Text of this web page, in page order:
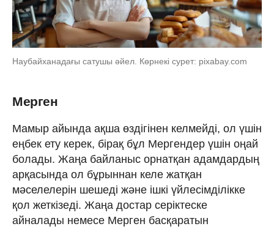
Наубайханадағы сатушы әйел. Көрнекі сурет: pixabay.com
Мерген
Мамыр айында ақша өздігінен келмейді, ол үшін
еңбек ету керек, бірақ бұл Мергендер үшін оңай
болады. Жаңа байланыс орнатқан адамдардың
арқасында ол бұрыннан келе жатқан
мәселелерін шешеді және ішкі үйлесімділікке
қол жеткізеді. Жаңа достар серіктеске
айналады немесе Мерген басқаратын